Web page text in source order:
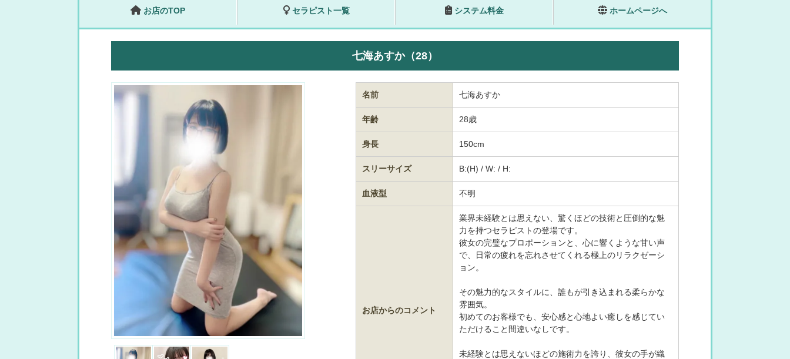
お店のTOP セラピスト一覧 システム料金 ホームページへ
七海あすか（28）
名前 七海あすか
年齢 28歳
身長 150cm
スリーサイズ B:(H) / W: / H:
血液型 不明
お店からのコメント
業界未経験とは思えない、驚くほどの技術と圧倒的な魅
力を持つセラピストの登場です。
彼女の完璧なプロポーションと、心に響くような甘い声
で、日常の疲れを忘れさせてくれる極上のリラクゼーシ
ョン。
その魅力的なスタイルに、誰もが引き込まれる柔らかな
雰囲気。
初めてのお客様でも、安心感と心地よい癒しを感じてい
ただけること間違いなしです。
未経験とは思えないほどの施術力を誇り、彼女の手が織